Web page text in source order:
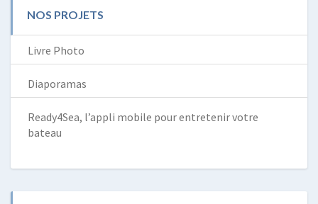
NOS PROJETS
Livre Photo
Diaporamas
Ready4Sea, l’appli mobile pour entretenir votre
bateau